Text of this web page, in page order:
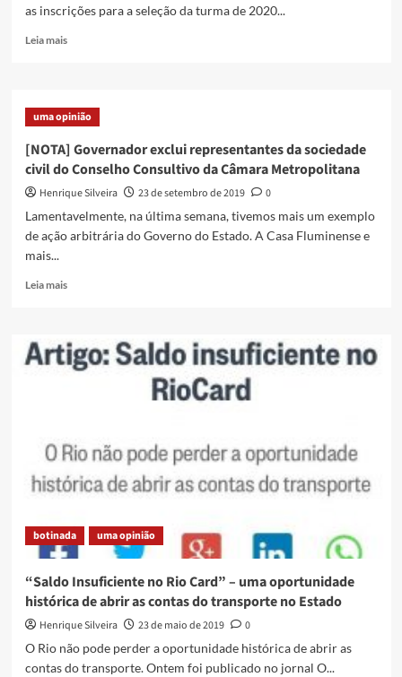
as inscrições para a seleção da turma de 2020...
Leia maisRead
abertas
para
Curso
de
Políticas
2020
da
uma opinião
[NOTA] Governador exclui representantes da sociedade
civil do Conselho Consultivo da Câmara Metropolitana
Henrique Silveira 23 de setembro de 2019
0
Lamentavelmente, na última semana, tivemos mais um exemplo
de ação arbitrária do Governo do Estado. A Casa Fluminense e
mais...
Leia maisRead
Governador
exclui
do
Consultivo
Metropolitana
botinada uma opinião
“Saldo Insuficiente no Rio Card” – uma oportunidade
histórica de abrir as contas do transporte no Estado
Henrique Silveira 23 de maio de 2019
0
O Rio não pode perder a oportunidade histórica de abrir as
contas do transporte. Ontem foi publicado no jornal O...